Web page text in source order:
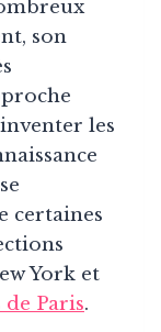
son
les
certaines
York et
Paris.